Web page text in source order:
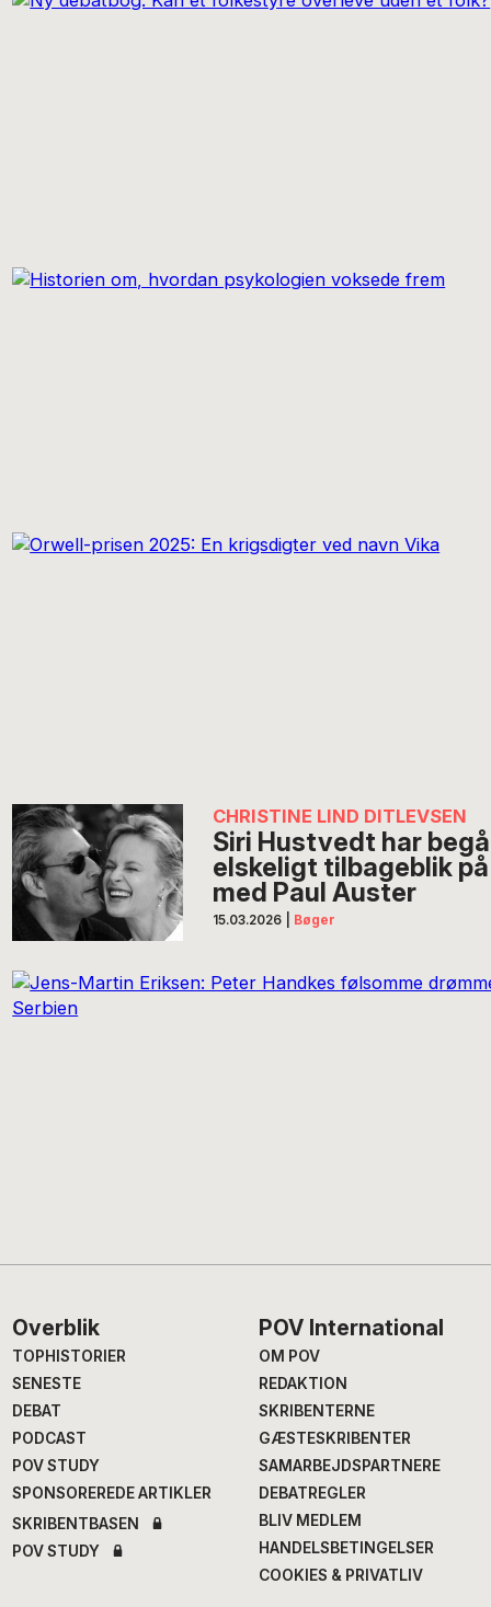
CHRISTINE LIND DITLEVSEN
Siri Hustvedt har
elskeligt tilbageblik
med Paul Auster
15.03.2026 Bøger
Footer
Overblik
TOPHISTORIER
SENESTE
DEBAT
PODCAST
POV STUDY
SPONSOREREDE ARTIKLER
SKRIBENTBASEN
POV STUDY
POV International
OM POV
REDAKTION
SKRIBENTERNE
GÆSTESKRIBENTER
SAMARBEJDSPARTNERE
DEBATREGLER
BLIV MEDLEM
HANDELSBETINGELSER
COOKIES & PRIVATLIV